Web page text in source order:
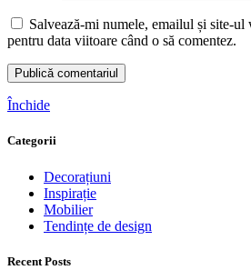
Salvează-mi numele, emailul și site-ul
pentru data viitoare când o să comentez.
Închide
Categorii
Decorațiuni
Inspirație
Mobilier
Tendințe de design
Recent Posts